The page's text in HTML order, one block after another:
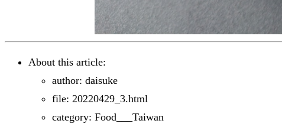
About this article:
author: daisuke
file: 20220429_3.html
category: Food___Taiwan